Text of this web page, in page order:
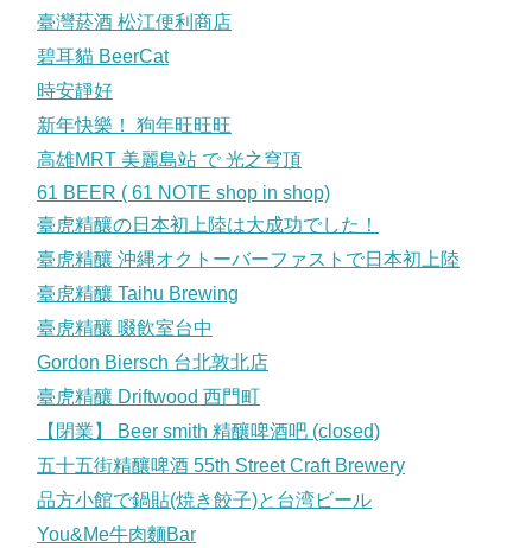
臺灣菸酒 松江便利商店
碧耳貓 BeerCat
時安靜好
新年快樂！ 狗年旺旺旺
高雄MRT 美麗島站 で 光之穹頂
61 BEER ( 61 NOTE shop in shop)
臺虎精釀の日本初上陸は大成功でした！
臺虎精釀 沖縄オクトーバーファストで日本初上陸
臺虎精釀 Taihu Brewing
臺虎精釀 啜飲室台中
Gordon Biersch 台北敦北店
臺虎精釀 Driftwood 西門町
【閉業】 Beer smith 精釀啤酒吧 (closed)
五十五街精釀啤酒 55th Street Craft Brewery
品方小館で鍋貼(焼き餃子)と台湾ビール
You&Me牛肉麵Bar